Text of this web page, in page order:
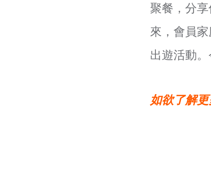
聚餐，分
來，會員
出遊活動
如欲了解